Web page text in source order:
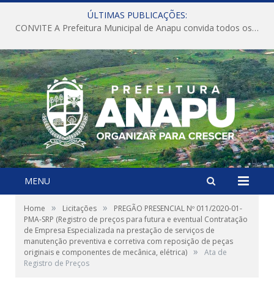
ÚLTIMAS PUBLICAÇÕES:
CONVITE A Prefeitura Municipal de Anapu convida todos os servidores públicos municipais para participarem da Audiência Pública de discussão da Lei de Diretrizes Orçamentárias (LDO), importante instrumento de planejamento das ações e investimentos da Administração Pública para o próximo exercício financeiro.
MENU
Home » Licitações »
PREGÃO PRESENCIAL Nº 011/2020-01-
PMA-SRP (Registro de preços para futura e eventual Contratação
de Empresa Especializada na prestação de serviços de
manutenção preventiva e corretiva com reposição de peças
originais e componentes de mecânica, elétrica) »
Ata de
Registro de Preços